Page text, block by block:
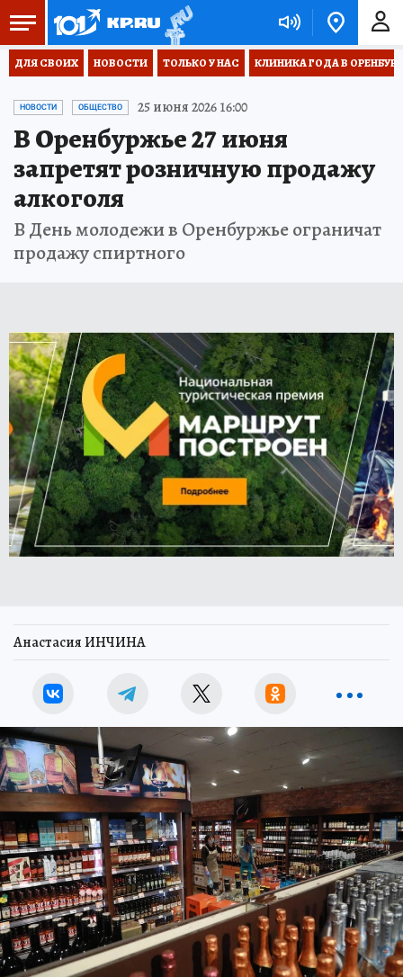
ДЛЯ СВОИХ НОВОСТИ ТОЛЬКО У НАС КЛИНИКА ГОДА В
НОВОСТИ ОБЩЕСТВО 25 июня 2026 16:00
В Оренбуржье 27 июня
запретят розничную продажу
алкоголя
В День молодежи в Оренбуржье ограничат
продажу спиртного
Анастасия ИНЧИНА